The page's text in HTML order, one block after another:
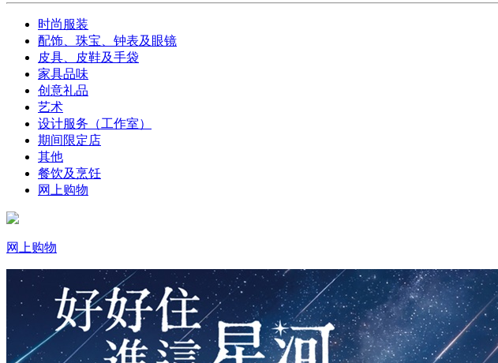
时尚服装
配饰、珠宝、钟表及眼镜
皮具、皮鞋及手袋
家具品味
创意礼品
艺术
设计服务（工作室）
期间限定店
其他
餐饮及烹饪
网上购物
网上购物